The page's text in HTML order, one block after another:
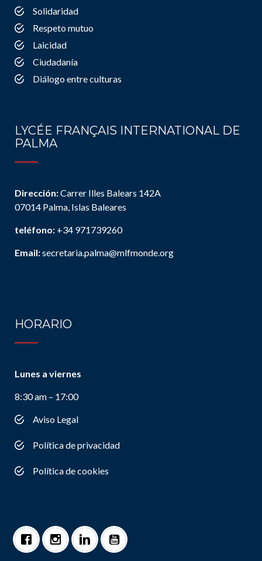
Solidaridad
Respeto mutuo
Laicidad
Ciudadanía
Diálogo entre culturas
LYCÉE FRANÇAIS INTERNATIONAL DE
PALMA
Dirección:Carrer Illes Balears 142A
07014 Palma, Islas Baleares
teléfono: +34 971739260
Email:secretaria.palma@mlfmonde.org
HORARIO
Lunes a viernes
8:30 am – 17:00
Aviso Legal
Política de privacidad
Política de cookies